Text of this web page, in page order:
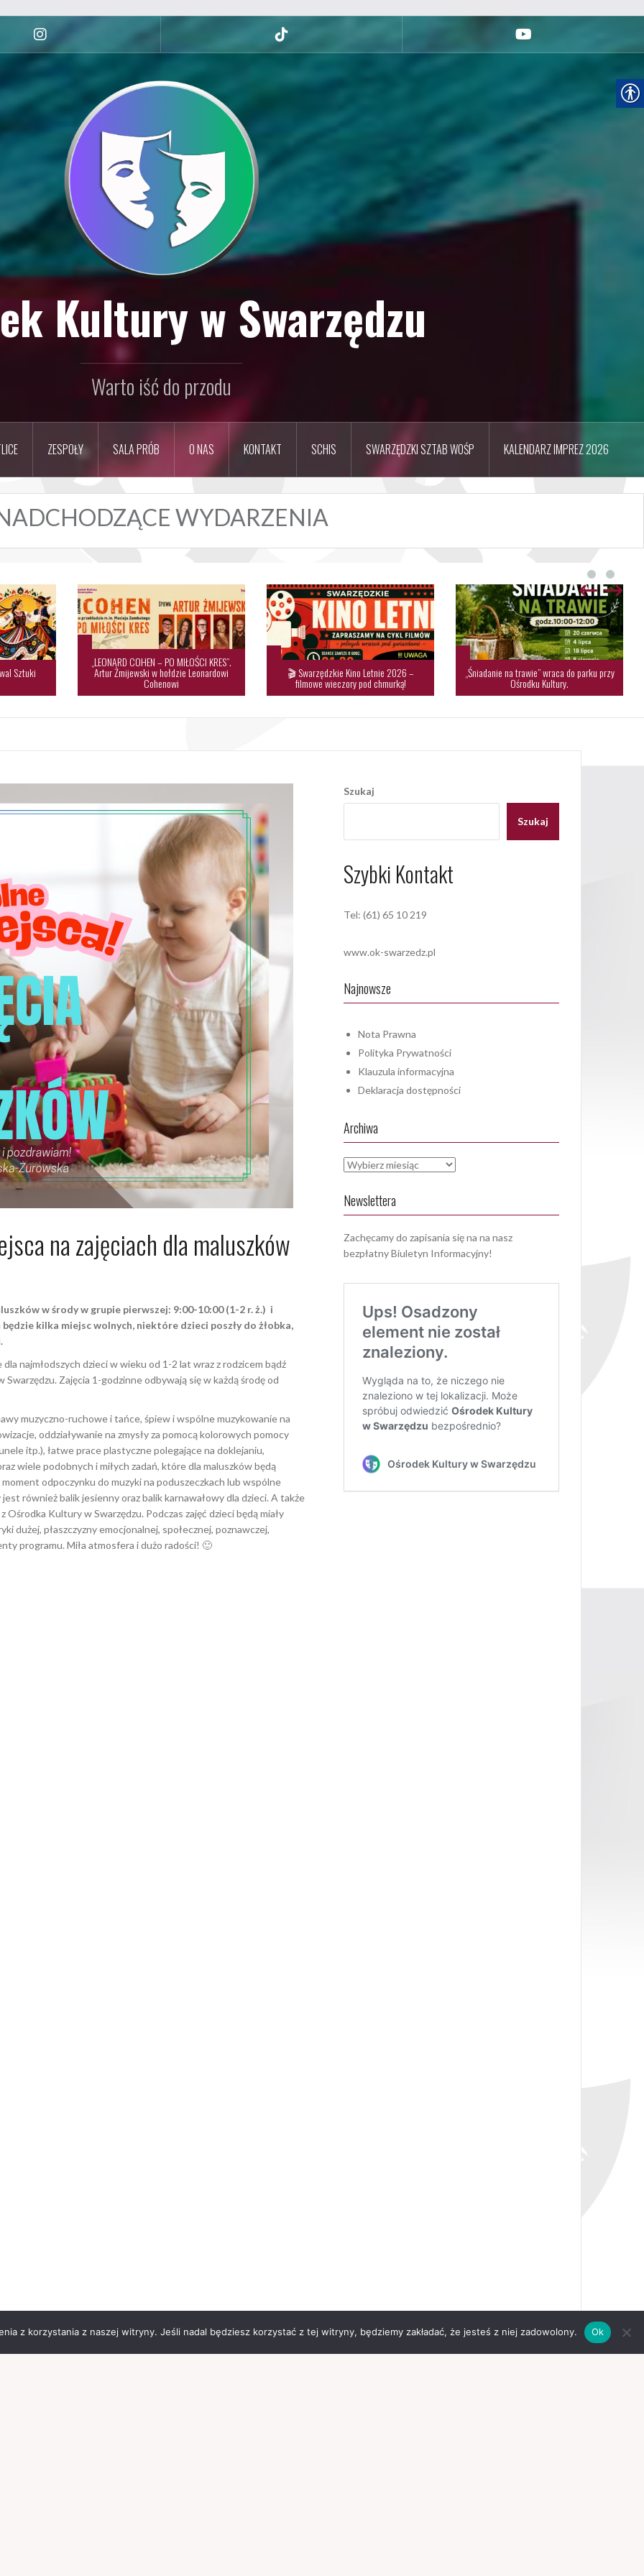
Instagram tiktok
Kultury w Swarzędzu
Warto iść do przodu
ZESPOŁY SALA PRÓB O NAS KONTAKT SCHIS SWARZĘDZKI SZTAB WOŚP KALENDARZ IMPREZ 2026
WYDARZENIA
Sztuki
„LEONARD COHEN – PO MIŁOŚCI KRES”.
Artur Żmijewski w hołdzie Leonardowi
Cohenowi
🎬 Swarzędzkie Kino Letnie 2026 –
filmowe wieczory pod chmurką!
„Śniadanie na trawie” wraca do parku przy
Ośrodku Kultury.
na zajęciach dla maluszków
w środy w grupie pierwszej: 9:00-10:00 (1-2 r. ż.) i
kilka miejsc wolnych, niektóre dzieci poszły do żłobka,
najmłodszych dzieci w wieku od 1-2 lat wraz z rodzicem bądź
Zajęcia 1-godzinne odbywają się w każdą środę od
muzyczno-ruchowe i tańce, śpiew i wspólne muzykowanie na
oddziaływanie na zmysły za pomocą kolorowych pomocy
itp.), łatwe prace plastyczne polegające na doklejaniu,
wiele podobnych i miłych zadań, które dla maluszków będą
odpoczynku do muzyki na poduszeczkach lub wspólne
również balik jesienny oraz balik karnawałowy dla dzieci. A także
Kultury w Swarzędzu. Podczas zajęć dzieci będą miały
dużej, płaszczyzny emocjonalnej, społecznej, poznawczej,
programu. Miła atmosfera i dużo radości! 🙂
Szukaj
Szukaj
Szybki Kontakt
Tel: (61) 65 10 219
www.ok-swarzedz.pl
Najnowsze
Nota Prawna
Polityka Prywatności
Klauzula informacyjna
Deklaracja dostępności
Archiwa
Archiwa
Newslettera
Zachęcamy do zapisania się na na nasz
bezpłatny Biuletyn Informacyjny!
z korzystania z naszej witryny. Jeśli nadal będziesz korzystać z tej witryny, będziemy zakładać, że jesteś z niej zadowolony. Ok